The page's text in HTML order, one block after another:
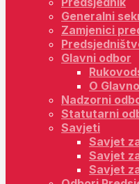
Generalni
Zamjenici
Glavni odbor
O
Nadzorni
Statutarni
Savjeti
Savjet
Savjet
Savjet